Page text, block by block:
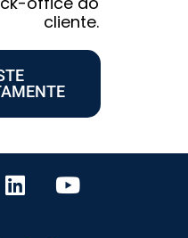
cliente.